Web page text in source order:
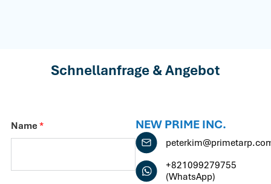
Schnellanfrage & Angebot
NEW PRIME INC.
+821099279755
(WhatsApp)
Name*